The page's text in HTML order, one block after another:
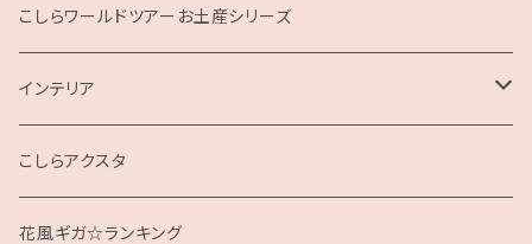
こしらの集いweb
こしらワールドツアーお土産シリーズ
インテリア
クッション
こしらアクスタ
花風ギガ☆ランキング